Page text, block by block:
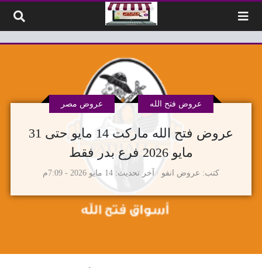
عروض فتح الله ماركت 14 مايو حتى 31
مايو 2026 فرع بدر فقط
كتب عروض انفو
عروض فتح الله عروض مصر
آخر تحديث 14 مايو 2026 - 7:09م